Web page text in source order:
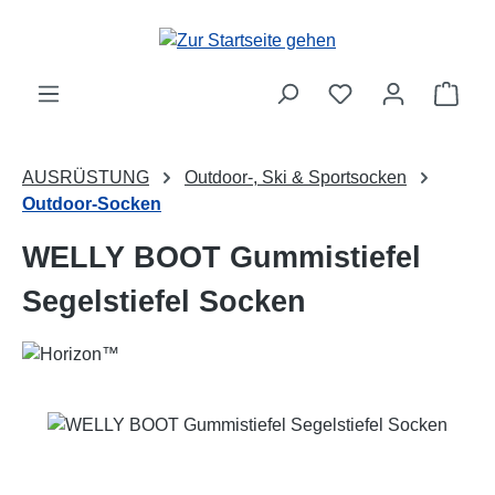
Zum Hauptinhalt springen
AUSRÜSTUNG
Outdoor-, Ski & Sportsocken
Outdoor-Socken
WELLY BOOT Gummistiefel
Segelstiefel Socken
Bildergalerie überspringen